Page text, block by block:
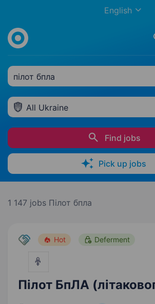
English
пілот бпла
All Ukraine
Find jobs
Pick up jobs
1 147 jobs Пілот бпла
Hot Deferment
Пілот БпЛА